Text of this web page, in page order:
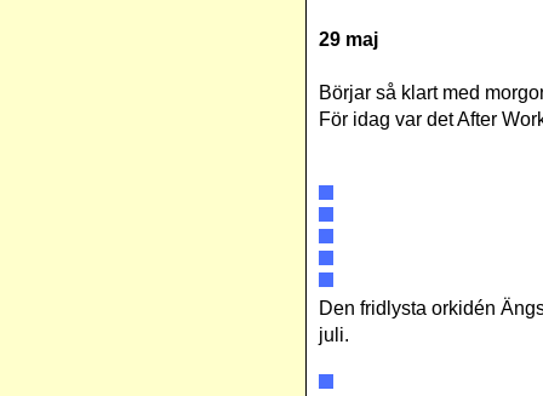
29 maj
Börjar så klart med
För idag var det After
Den fridlysta orkidén
juli.